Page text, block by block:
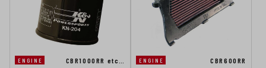
ENGINE
CBR1000RR etc…
ENGINE
CBR600RR